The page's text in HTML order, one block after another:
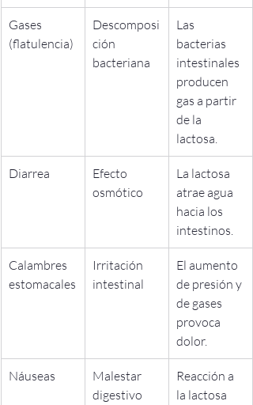
Gases
(flatulencia)
Descomposi
ción
bacteriana
Las
bacterias
intestinales
producen
gas a partir
de la
lactosa.
Diarrea
Efecto
osmótico
La lactosa
atrae agua
hacia los
intestinos.
Calambres
estomacales
Irritación
intestinal
El aumento
de presión y
de gases
provoca
dolor.
Náuseas
Malestar
digestivo
Reacción a
la lactosa